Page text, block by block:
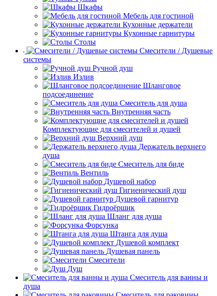
Шкафы
Мебель для гостиной
Кухонные держатели
Кухонные гарнитуры
Столы
Смесители / Душевые
системы
Ручной душ
Излив
Шланговое
подсоединение
Смеситель для душа
Внутренняя часть
Комплектующие для смесителей и душей
Верхний душ
Держатель верхнего
душа
Смеситель для биде
Вентиль
Душевой набор
Гигиенический душ
Душевой гарнитур
Гидроёршик
Шланг для душа
Форсунка
Штанга для душа
Душевой комплект
Душевая панель
Смесители
Душ
Смеситель для ванны и
душа